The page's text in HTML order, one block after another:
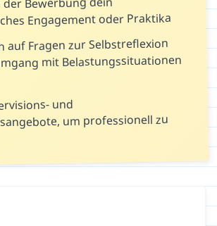
Engagement oder Praktika
auf Fragen zur Selbstreflexion
mit Belastungssituationen
und
um professionell zu